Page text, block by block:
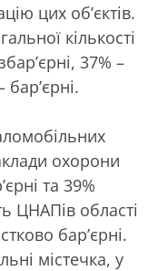
цих обʼєктів.
кількості
37% –
бар’єрні.
охорони
та 39%
ЦНАПів області
бар’єрні.
містечка, у